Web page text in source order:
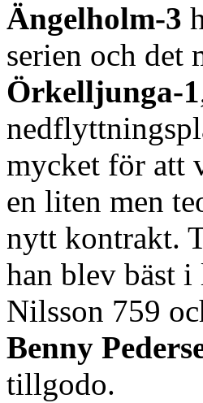
Ängelholm-3
serien och det
Örkelljunga-1
mycket för att
en liten men
nytt kontrakt.
han blev bäst
Nilsson 759
Benny
tillgodo.